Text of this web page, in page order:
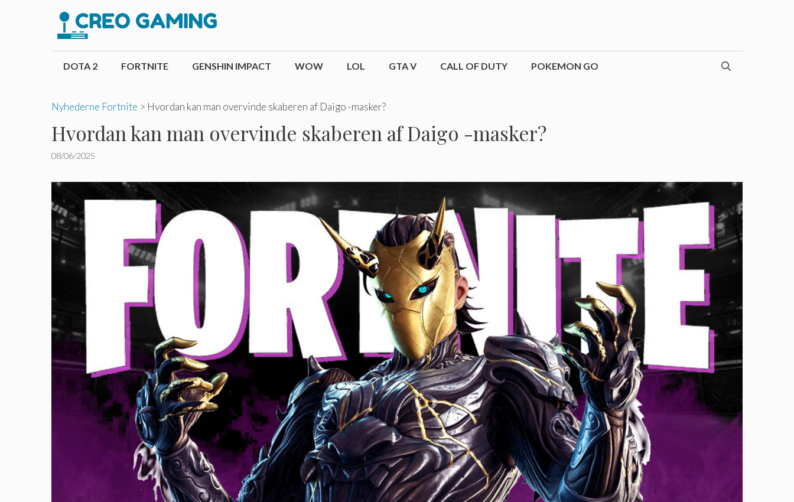
DOTA 2 FORTNITE GENSHIN IMPACT WOW LOL GTA V CALL OF DUTY POKEMON GO
Nyhederne Fortnite > Hvordan kan man overvinde skaberen af ​​Daigo -masker?
Hvordan kan man overvinde skaberen af ​​Daigo -masker?
08/06/2025